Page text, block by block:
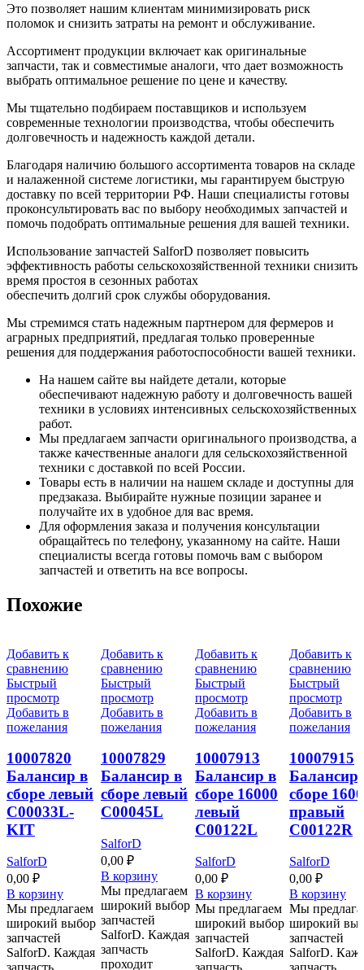
Это позволяет нашим клиентам минимизировать риск
поломок и снизить затраты на ремонт и обслуживание.
Ассортимент продукции включает как оригинальные
запчасти, так и совместимые аналоги, что дает возможность
выбрать оптимальное решение по цене и качеству.
Мы тщательно подбираем поставщиков и используем
современные технологии производства, чтобы обеспечить
долговечность и надежность каждой детали.
Благодаря наличию большого ассортимента товаров на складе
и налаженной системе логистики, мы гарантируем быструю
доставку по всей территории РФ. Наши специалисты готовы
проконсультировать вас по выбору необходимых запчастей и
помочь подобрать оптимальные решения для вашей техники.
Использование запчастей SalforD позволяет повысить
эффективность работы сельскохозяйственной техники снизить
время простоя в сезонных работах
обеспечить долгий срок службы оборудования.
Мы стремимся стать надежным партнером для фермеров и
аграрных предприятий, предлагая только проверенные
решения для поддержания работоспособности вашей техники.
На нашем сайте вы найдете детали, которые
обеспечивают надежную работу и долговечность вашей
техники в условиях интенсивных сельскохозяйственных
работ.
Мы предлагаем запчасти оригинального производства, а
также качественные аналоги для сельскохозяйственной
техники с доставкой по всей России.
Товары есть в наличии на нашем складе и доступны для
предзаказа. Выбирайте нужные позиции заранее и
получайте их в удобное для вас время.
Для оформления заказа и получения консультации
обращайтесь по телефону, указанному на сайте. Наши
специалисты всегда готовы помочь вам с выбором
запчастей и ответить на все вопросы.
Похожие
Добавить к
сравнению
Быстрый
просмотр
Добавить в
пожелания
10007820
Балансир в
сборе левый
C00033L-
KIT
SalforD
0,00 ₽
В корзину
Мы предлагаем
широкий выбор
запчастей
SalforD. Каждая
Добавить к
сравнению
Быстрый
просмотр
Добавить в
пожелания
10007829
Балансир в
сборе левый
C00045L
SalforD
0,00 ₽
В корзину
Мы предлагаем
широкий выбор
запчастей
SalforD. Каждая
запчасть
проходит
Добавить к
сравнению
Быстрый
просмотр
Добавить в
пожелания
10007913
Балансир в
сборе 16000
левый
C00122L
SalforD
0,00 ₽
В корзину
Мы предлагаем
широкий выбор
запчастей
SalforD. Каждая
Добавить к
сравнению
Быстрый
просмотр
Добавить в
пожелания
10007915
Балансир
сборе
правый
C00122R
SalforD
0,00 ₽
В корзину
Мы
широкий
запчастей
SalforD.